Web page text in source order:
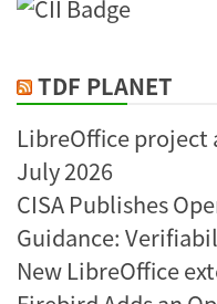
TDF PLANET
LibreOffice
July 2026
CISA Publishes
Guidance:
New LibreOffice